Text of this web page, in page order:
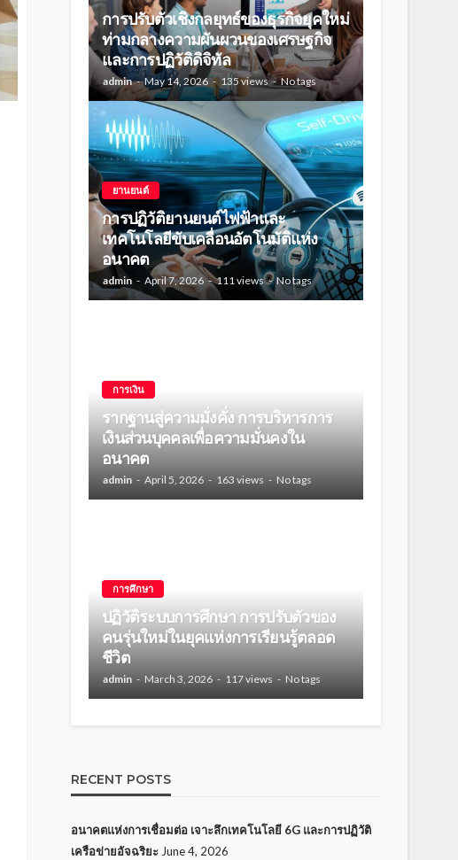
การปรับตัวเชิงกลยุทธ์ของธุรกิจยุคใหม่
ท่ามกลางความผันผวนของเศรษฐกิจ
และการปฏิวัติดิจิทัล
admin May 14, 2026 135 views No tags
ยานยนต์
การปฏิวัติยานยนต์ไฟฟ้าและ
เทคโนโลยีขับเคลื่อนอัตโนมัติแห่ง
อนาคต
admin April 7, 2026 111 views No tags
การเงิน
รากฐานสู่ความมั่งคั่ง การบริหารการ
เงินส่วนบุคคลเพื่อความมั่นคงใน
อนาคต
admin April 5, 2026 163 views No tags
การศึกษา
ปฏิวัติระบบการศึกษา การปรับตัวของ
คนรุ่นใหม่ในยุคแห่งการเรียนรู้ตลอด
ชีวิต
admin March 3, 2026 117 views No tags
RECENT POSTS
อนาคตแห่งการเชื่อมต่อ เจาะลึกเทคโนโลยี 6G และการปฏิวัติ
เครือข่ายอัจฉริยะ June 4, 2026